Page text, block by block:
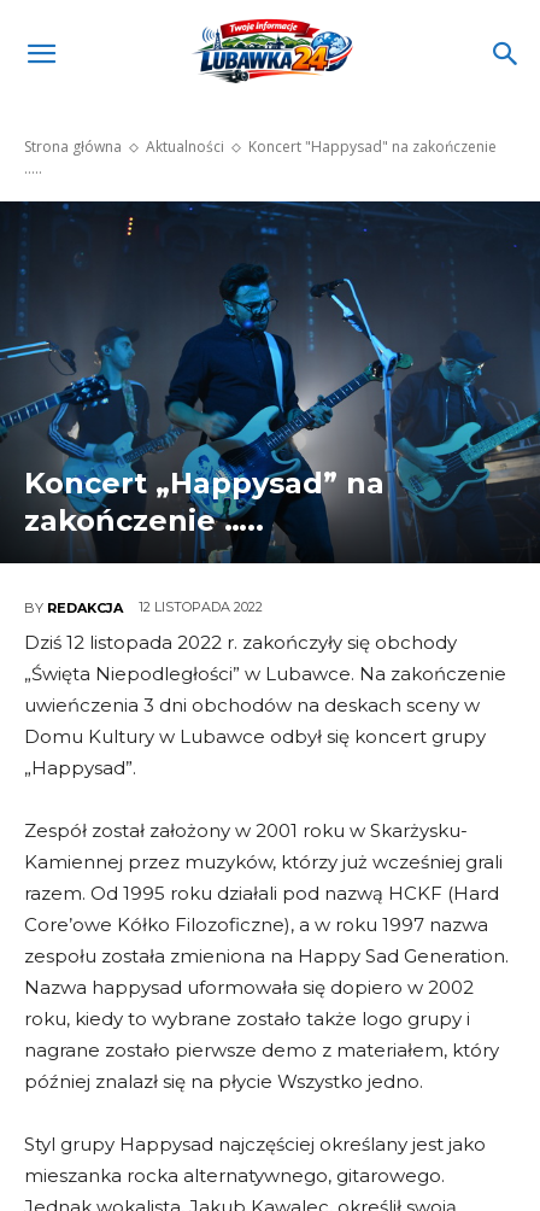
Strona główna Aktualności
Koncert "Happysad" na zakończenie
.....
Koncert „Happysad” na
zakończenie …..
BY REDAKCJA 12 LISTOPADA 2022
Dziś 12 listopada 2022 r. zakończyły się obchody
„Święta Niepodległości” w Lubawce. Na zakończenie
uwieńczenia 3 dni obchodów na deskach sceny w
Domu Kultury w Lubawce odbył się koncert grupy
„Happysad”.
Zespół został założony w 2001 roku w Skarżysku-
Kamiennej przez muzyków, którzy już wcześniej grali
razem. Od 1995 roku działali pod nazwą HCKF (Hard
Core’owe Kółko Filozoficzne), a w roku 1997 nazwa
zespołu została zmieniona na Happy Sad Generation.
Nazwa happysad uformowała się dopiero w 2002
roku, kiedy to wybrane zostało także logo grupy i
nagrane zostało pierwsze demo z materiałem, który
później znalazł się na płycie Wszystko jedno.
Styl grupy Happysad najczęściej określany jest jako
mieszanka rocka alternatywnego, gitarowego.